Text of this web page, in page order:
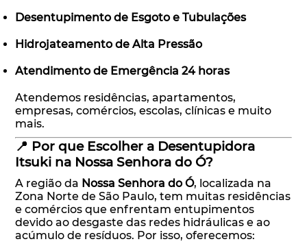
Desentupimento de Esgoto e Tubulações
Hidrojateamento de Alta Pressão
Atendimento de Emergência 24 horas
Atendemos residências, apartamentos,
empresas, comércios, escolas, clínicas e muito
mais.
📍 Por que Escolher a Desentupidora
Itsuki na Nossa Senhora do Ó?
A região da Nossa Senhora do Ó, localizada na
Zona Norte de São Paulo, tem muitas residências
e comércios que enfrentam entupimentos
devido ao desgaste das redes hidráulicas e ao
acúmulo de resíduos. Por isso, oferecemos: